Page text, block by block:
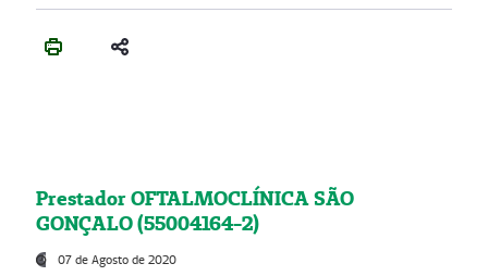
Prestador OFTALMOCLÍNICA SÃO
GONÇALO (55004164-2)
07 de Agosto de 2020